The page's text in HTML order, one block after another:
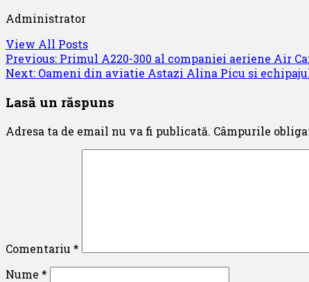
Administrator
View All Posts
Post
navigation
Previous: Primul A220-300 al companiei aeriene Air
Next: Oameni din aviatie Astazi Alina Picu si echipajul
Lasă un răspuns
Adresa ta de email nu va fi publicată. Câmpurile
Comentariu *
Nume *